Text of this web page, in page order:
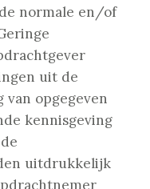
normale en/of
uit de
van opgegeven
kennisgeving
uitdrukkelijk